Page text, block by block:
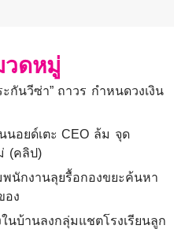
วดหมู่
กันวีซ่า” ถาวร กำหนดวงเงิน
อยด์เตะ CEO ล้ม จุด
(คลิป)
นักงานลุยรื้อกองขยะค้นหา
อง
นบ้านลงกลุ่มแชตโรงเรียนลูก